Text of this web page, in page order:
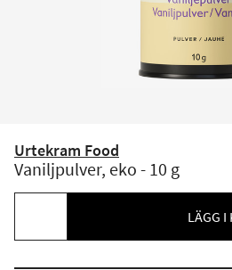
Urtekram Food
Vaniljpulver, eko - 10 g
LÄGG I